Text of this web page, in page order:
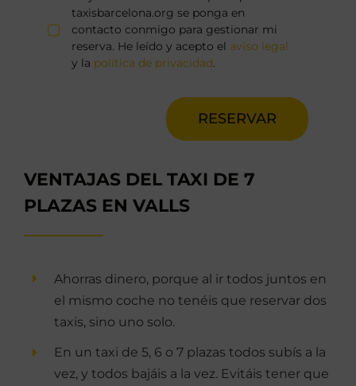
taxisbarcelona.org se ponga en
contacto conmigo para gestionar mi
reserva. He leído y acepto el aviso legal
y la política de privacidad.
RESERVAR
VENTAJAS DEL TAXI DE 7
PLAZAS EN VALLS
Ahorras dinero, porque al ir todos juntos en
el mismo coche no tenéis que reservar dos
taxis, sino uno solo.
En un taxi de 5, 6 o 7 plazas todos subís a la
vez, y todos bajáis a la vez. Evitáis tener que